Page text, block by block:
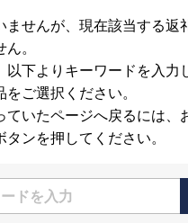
ませんが、現在該当する返
。
以下よりキーワードを入力
ご選択ください。
ていたページへ戻るには、
ンを押してください。